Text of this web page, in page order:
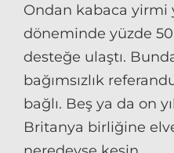
Ondan kabaca yirmi
döneminde yüzde 50
desteğe ulaştı.
bağımsızlık
bağlı. Beş ya da on
Britanya birliğine